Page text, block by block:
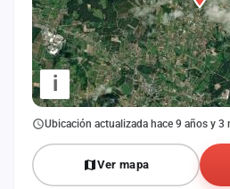
i
Ubicación actualizada hace 9 años y 3
Ver mapa